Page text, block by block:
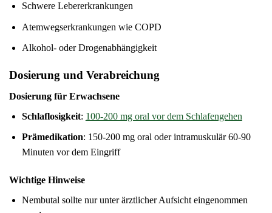
Schwere Lebererkrankungen
Atemwegserkrankungen wie COPD
Alkohol- oder Drogenabhängigkeit
Dosierung und Verabreichung
Dosierung für Erwachsene
Schlaflosigkeit: 100-200 mg oral vor dem Schlafengehen
Prämedikation: 150-200 mg oral oder intramuskulär 60-90
Minuten vor dem Eingriff
Wichtige Hinweise
Nembutal sollte nur unter ärztlicher Aufsicht eingenommen